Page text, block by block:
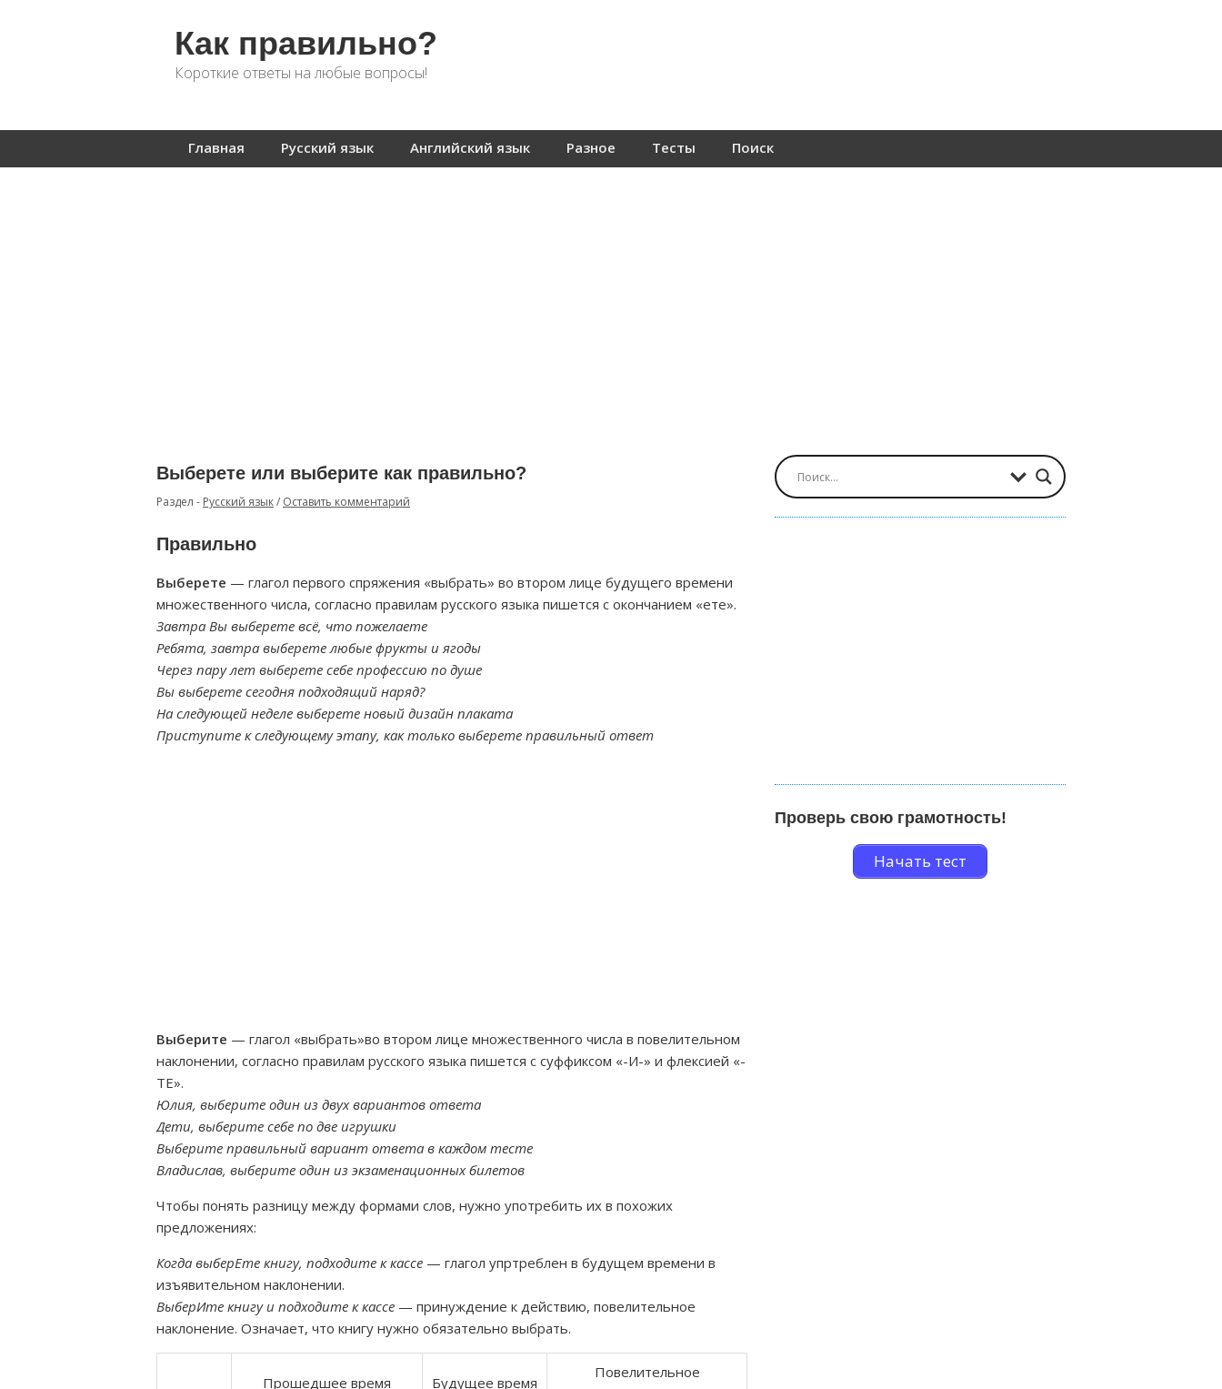
Как правильно?
Короткие ответы на любые вопросы!
Главная Русский язык Английский язык Разное Тесты Поиск
Выберете или выберите как правильно?
Раздел - Русский язык/ Оставить комментарий
Правильно
Выберете — глагол первого спряжения «выбрать» во втором лице будущего времени
множественного числа, согласно правилам русского языка пишется с окончанием «ете».
Завтра Вы выберете всё, что пожелаете
Ребята, завтра выберете любые фрукты и ягоды
Через пару лет выберете себе профессию по душе
Вы выберете сегодня подходящий наряд?
На следующей неделе выберете новый дизайн плаката
Приступите к следующему этапу, как только выберете правильный ответ
Выберите — глагол «выбрать»во втором лице множественного числа в повелительном
наклонении, согласно правилам русского языка пишется с суффиксом «-И-» и флексией «-
ТЕ».
Юлия, выберите один из двух вариантов ответа
Дети, выберите себе по две игрушки
Выберите правильный вариант ответа в каждом тесте
Владислав, выберите один из экзаменационных билетов
Чтобы понять разницу между формами слов, нужно употребить их в похожих
предложениях:
Когда выберЕте книгу, подходите к кассе — глагол упртреблен в будущем времени в
изъявительном наклонении.
ВыберИте книгу и подходите к кассе — принуждение к действию, повелительное
наклонение. Означает, что книгу нужно обязательно выбрать.
Прошедшее время Будущее время
Повелительное
Проверь свою грамотность!
Начать тест